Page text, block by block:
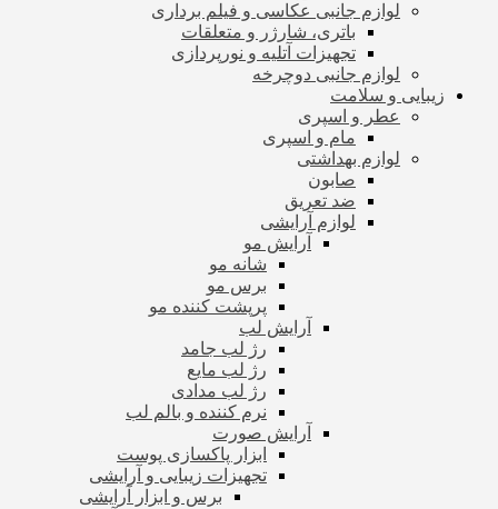
لوازم جانبی عکاسی و فیلم برداری
باتری، شارژر و متعلقات
تجهیزات آتلیه و نورپردازی
لوازم جانبی دوچرخه
زیبایی و سلامت
عطر و اسپری
مام و اسپری
لوازم بهداشتی
صابون
ضد تعریق
لوازم آرایشی
آرایش مو
شانه مو
برس مو
پرپشت کننده مو
آرایش لب
رژ لب جامد
رژ لب مایع
رژ لب مدادی
نرم کننده و بالم لب
آرایش صورت
ابزار پاکسازی پوست
تجهیزات زیبایی و آرایشی
برس و ابزار آرایشی